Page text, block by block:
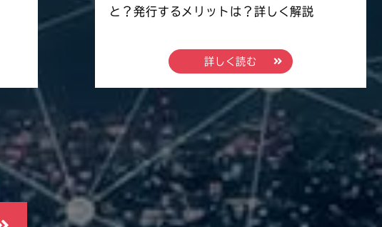
と？発行するメリットは？詳しく解説
詳しく読む